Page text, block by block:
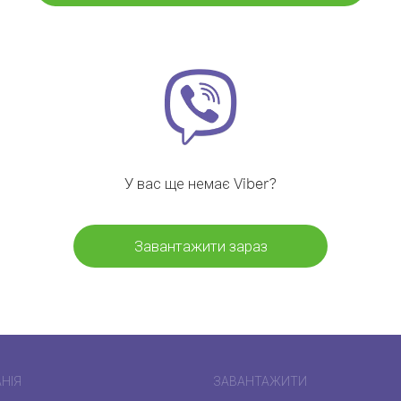
У вас ще немає Viber?
Завантажити зараз
ЗАВАНТАЖИТИ